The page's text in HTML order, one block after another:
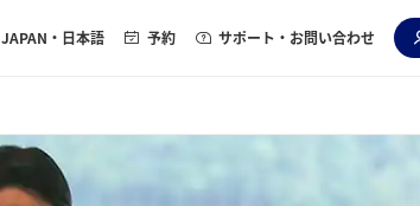
JAPAN ・日本語 予約 サポート・お問い合わせ